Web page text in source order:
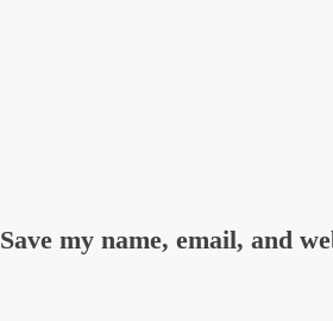
Save my name, email, and